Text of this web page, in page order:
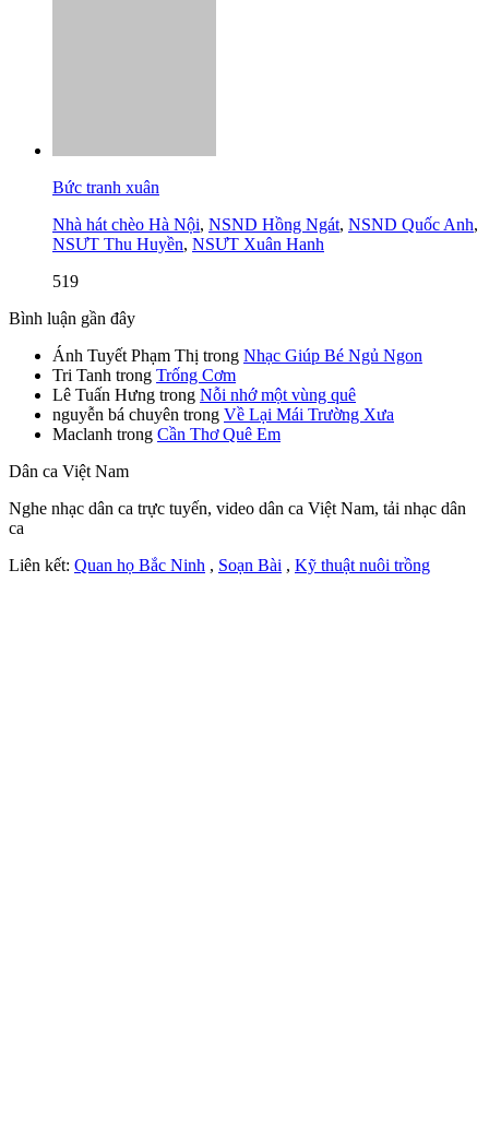
Bức tranh xuân
Nhà hát chèo Hà Nội, NSND Hồng Ngát, NSND Quốc Anh,
NSƯT Thu Huyền, NSƯT Xuân Hanh
519
Bình luận gần đây
Ánh Tuyết Phạm Thị trong Nhạc Giúp Bé Ngủ Ngon
Tri Tanh trong Trống Cơm
Lê Tuấn Hưng trong Nỗi nhớ một vùng quê
nguyễn bá chuyên trong Về Lại Mái Trường Xưa
Maclanh trong Cần Thơ Quê Em
Dân ca Việt Nam
Nghe nhạc dân ca trực tuyến, video dân ca Việt Nam, tải nhạc dân
ca
Liên kết: Quan họ Bắc Ninh , Soạn Bài , Kỹ thuật nuôi trồng